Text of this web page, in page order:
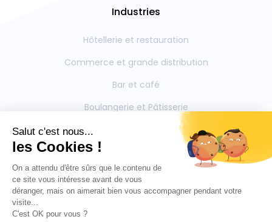
Industries
Hôtellerie et restauration
Commerce et grande distribution
Bar et café
Boulangerie et Pâtisserie
Restauration collective
Boucherie et Charcuterie
Mentions légales